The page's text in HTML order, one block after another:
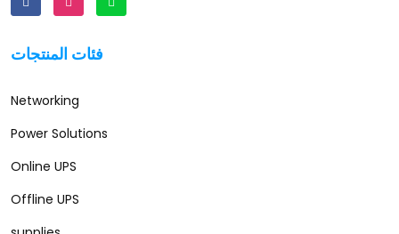
فئات المنتجات
Networking
Power Solutions
Online UPS
Offline UPS